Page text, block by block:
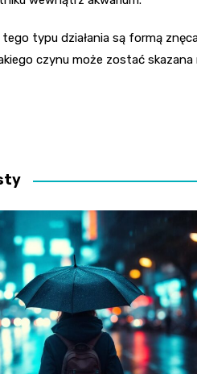
typu działania są formą
czynu może zostać